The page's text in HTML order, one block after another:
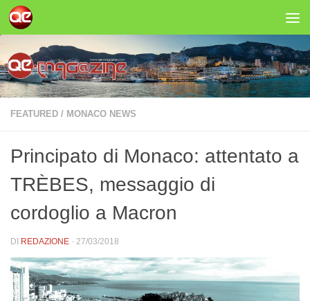
Salta al contenuto
FEATURED / MONACO NEWS
Principato di Monaco: attentato a
TRÈBES, messaggio di
cordoglio a Macron
DI REDAZIONE · 27/03/2018